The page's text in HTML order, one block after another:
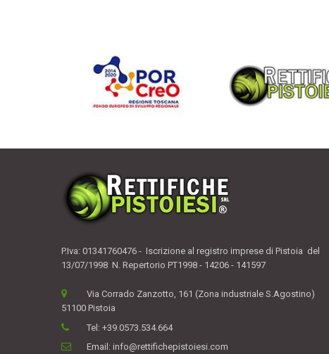
P.Iva: 01341760476 - Iscrizione al registro imprese di Pistoia del
13/07/1998 N. Repertorio PT1998 - 14206 - 141597
Via Corrado Zanzotto, 161 (Zona industriale S.Agostino)
51100 Pistoia
Tel: +39.0573.534.664
Email: info@rettifichepistoiesi.com